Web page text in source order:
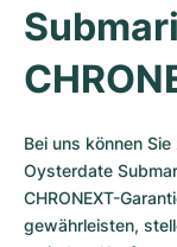
Bei uns können
Oysterdate
CHRONEXT-
gewährleisten,